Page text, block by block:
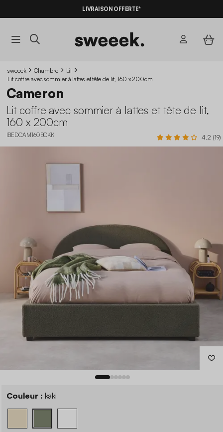
BONS PLANS* AVEC LECODE SUMMER10
LIVRAISON OFFERTE*
sweeek Chambre
Lit
Lit coffre avec sommier à lattes et tête de lit, 160 x 200cm
Cameron
Lit coffre avec sommier à lattes et tête de lit,
160 x 200cm
IBEDCAM160BCKK 4.2 (19)
Couleur : kaki